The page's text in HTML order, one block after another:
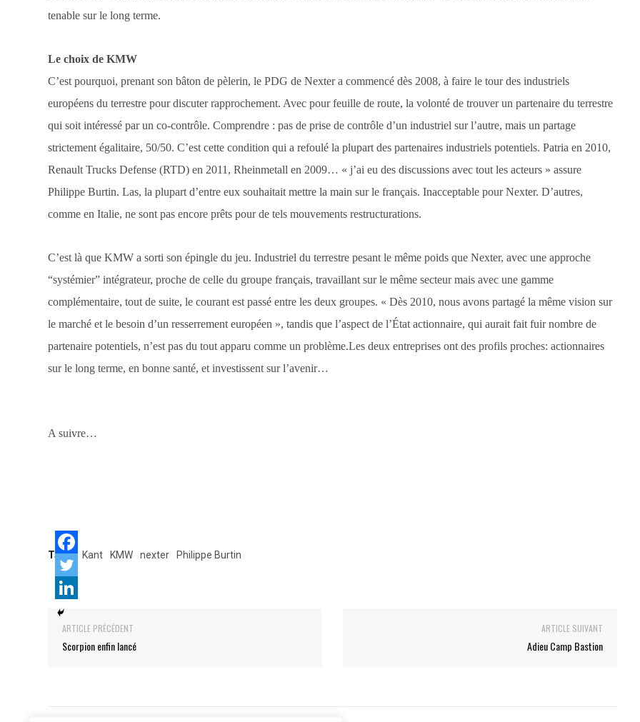
tenable sur le long terme.
Le choix de KMW
C’est pourquoi, prenant son bâton de pèlerin, le PDG de Nexter a commencé dès 2008, à faire le tour des industriels
européens du terrestre pour discuter rapprochement. Avec pour feuille de route, la volonté de trouver un partenaire du terrestre
qui soit intéressé par un co-contrôle. Comprendre : pas de prise de contrôle d’un industriel sur l’autre, mais un partage
strictement égalitaire, 50/50. C’est cette condition qui a refoulé la plupart des partenaires industriels potentiels. Patria en 2010,
Renault Trucks Defense (RTD) en 2011, Rheinmetall en 2009… « j’ai eu des discussions avec tout les acteurs » assure
Philippe Burtin. Las, la plupart d’entre eux souhaitait mettre la main sur le français. Inacceptable pour Nexter. D’autres,
comme en Italie, ne sont pas encore prêts pour de tels mouvements restructurations.
C’est là que KMW a sorti son épingle du jeu. Industriel du terrestre pesant le même poids que Nexter, avec une approche
“systémier” intégrateur, proche de celle du groupe français, travaillant sur le même secteur mais avec une gamme
complémentaire, tout de suite, le courant est passé entre les deux groupes. « Dès 2010, nous avons partagé la même vision sur
le marché et le besoin d’un resserrement européen », tandis que l’aspect de l’État actionnaire, qui aurait fait fuir nombre de
partenaire potentiels, n’est pas du tout apparu comme un problème.Les deux entreprises ont des profils proches: actionnaires
sur le long terme, en bonne santé, et investissent sur l’avenir…
A suivre…
Tags: Kant KMW nexter Philippe Burtin
ARTICLE PRÉCÉDENT
Scorpion enfin lancé
ARTICLE SUIVANT
Adieu Camp Bastion